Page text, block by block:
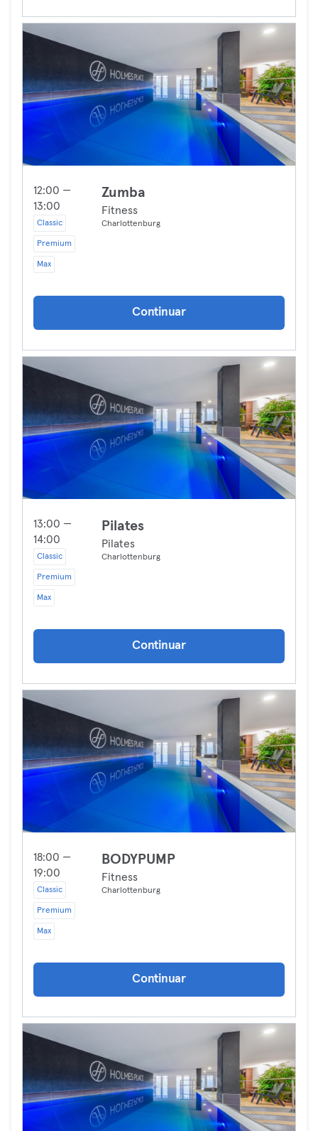
12:00 —
13:00
Classic
Premium
Max
Zumba
Fitness
Charlottenburg
Continuar
13:00 —
14:00
Classic
Premium
Max
Pilates
Pilates
Charlottenburg
Continuar
18:00 —
19:00
Classic
Premium
Max
BODYPUMP
Fitness
Charlottenburg
Continuar